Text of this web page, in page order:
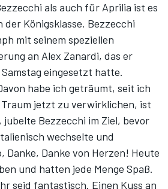
als auch für Aprilia ist es
der Königsklasse. Bezzecchi
mit seinem speziellen
an Alex Zanardi, das er
eingesetzt hatte.
habe ich geträumt, seit ich
Traum jetzt zu verwirklichen, ist
Bezzecchi im Ziel, bevor
wechselte und
Danke, Danke von Herzen! Heute
und hatten jede Menge Spaß.
seid fantastisch. Einen Kuss an